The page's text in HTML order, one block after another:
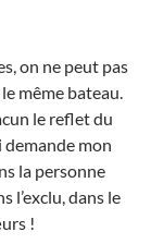
on ne peut pas
même bateau.
le reflet du
demande mon
la personne
l’exclu, dans le
!